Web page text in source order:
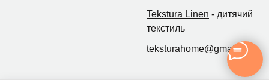
Tekstura Linen - дитячий
текстиль
teksturahome@gmail.com